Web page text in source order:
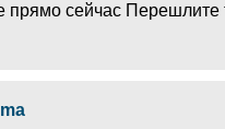
прямо сейчас Перешлите